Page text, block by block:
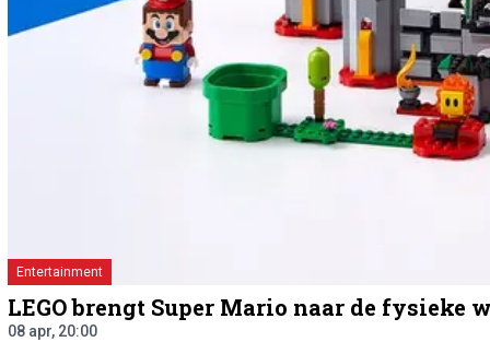
Entertainment
LEGO brengt Super Mario naar de fysieke
08 apr, 20:00